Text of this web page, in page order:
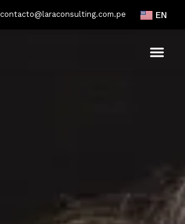
contacto@laraconsulting.com.pe EN